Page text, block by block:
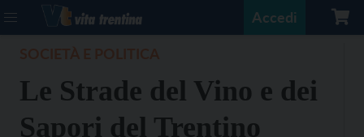
Accedi
Le Strade del Vino e dei
Sapori del Trentino